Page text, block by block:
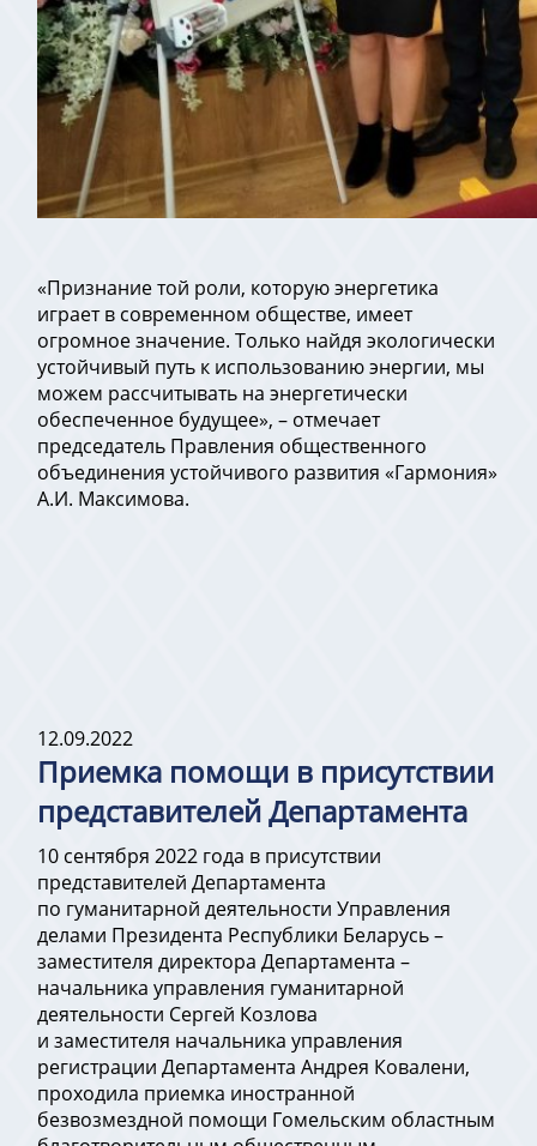
«Признание той роли, которую энергетика
играет в современном обществе, имеет
огромное значение. Только найдя экологически
устойчивый путь к использованию энергии, мы
можем рассчитывать на энергетически
обеспеченное будущее», – отмечает
председатель Правления общественного
объединения устойчивого развития «Гармония»
А.И. Максимова.
12.09.2022
Приемка помощи в присутствии
представителей Департамента
10 сентября 2022 года в присутствии
представителей Департамента
по гуманитарной деятельности Управления
делами Президента Республики Беларусь –
заместителя директора Департамента –
начальника управления гуманитарной
деятельности Сергей Козлова
и заместителя начальника управления
регистрации Департамента Андрея Ковалени,
проходила приемка иностранной
безвозмездной помощи Гомельским областным